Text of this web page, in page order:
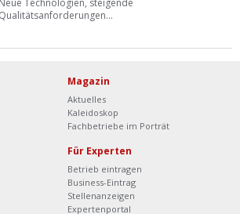
Qualitätsanforderungen...
Magazin
Aktuelles
Kaleidoskop
Fachbetriebe im Porträt
Für Experten
Betrieb eintragen
Business-Eintrag
Stellenanzeigen
Expertenportal